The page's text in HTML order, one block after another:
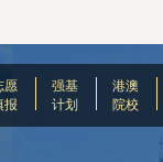
愿
报
强基
计划
港澳
院校